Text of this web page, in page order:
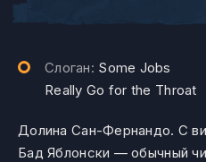
Слоган: Some Jobs
Really Go for the Throat
Долина Сан-Фернандо. С
Бад Яблонски — обычный